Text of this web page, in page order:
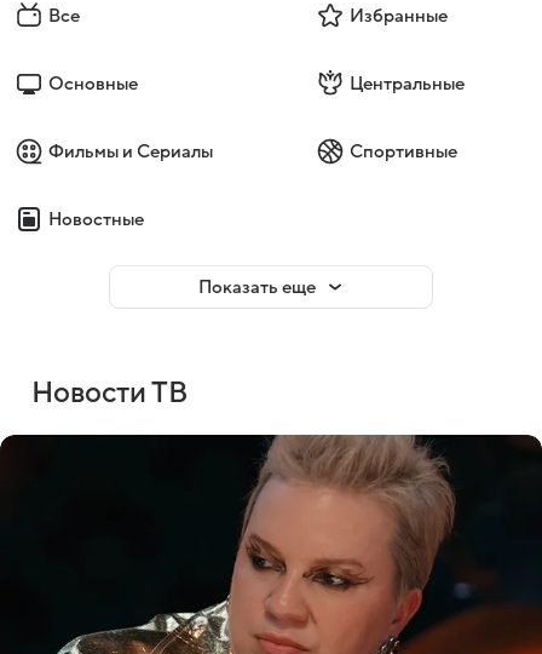
Все Избранные
Основные Центральные
Фильмы и Сериалы Спортивные
Новостные
Показать еще
Новости ТВ